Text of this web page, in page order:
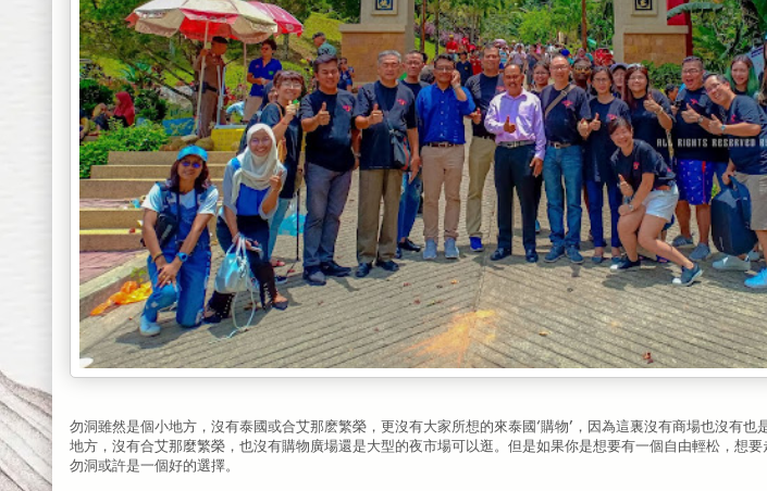
勿洞雖然是個小地方，沒有泰國或合艾那麽繁榮，更沒有大家所想的來泰國‘購物’，因為這裏沒有商場也沒有
地方，沒有合艾那麼繁榮，也沒有購物廣場還是大型的夜市場可以逛。但是如果你是想要有一個自由輕松，想要
勿洞或許是一個好的選擇。